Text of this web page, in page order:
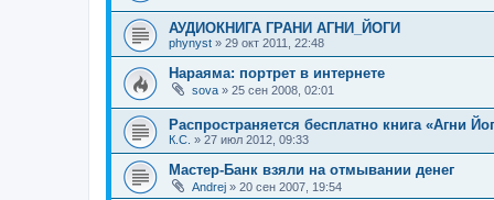
АУДИОКНИГА ГРАНИ АГНИ_ЙОГИ
phynyst » 29 окт 2011, 22:48
Нараяма: портрет в интернете
sova » 25 сен 2008, 02:01
Распространяется бесплатно книга «Агни
К.С. » 27 июл 2012, 09:33
Мастер-Банк взяли на отмывании денег
Andrej » 20 сен 2007, 19:54